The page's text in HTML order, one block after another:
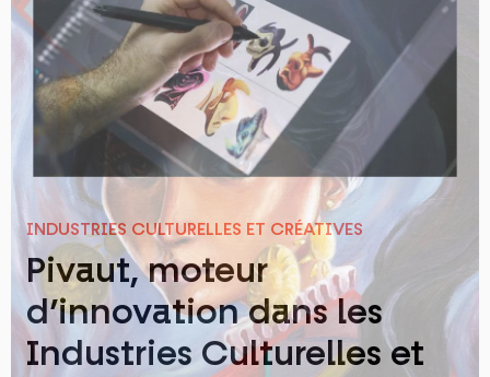
INDUSTRIES CULTURELLES ET CRÉATIVES
Pivaut, moteur
d’innovation dans les
Industries Culturelles et